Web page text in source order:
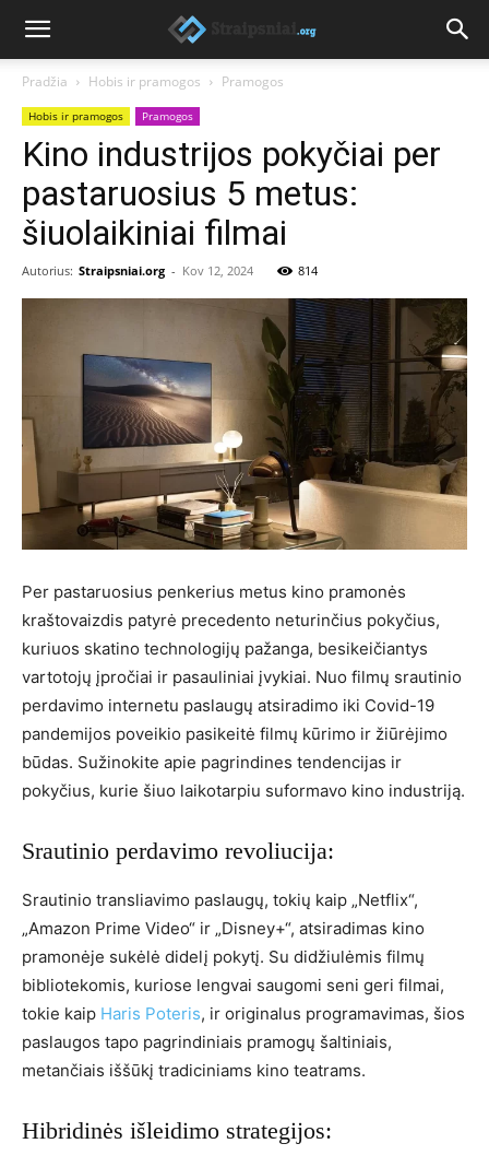
Pradžia Hobis ir pramogos Pramogos
Hobis ir pramogos Pramogos
Kino industrijos pokyčiai per
pastaruosius 5 metus:
šiuolaikiniai filmai
Autorius: Straipsniai.org - Kov 12, 2024 814
Per pastaruosius penkerius metus kino pramonės
kraštovaizdis patyrė precedento neturinčius pokyčius,
kuriuos skatino technologijų pažanga, besikeičiantys
vartotojų įpročiai ir pasauliniai įvykiai. Nuo filmų srautinio
perdavimo internetu paslaugų atsiradimo iki Covid-19
pandemijos poveikio pasikeitė filmų kūrimo ir žiūrėjimo
būdas. Sužinokite apie pagrindines tendencijas ir
pokyčius, kurie šiuo laikotarpiu suformavo kino industriją.
Srautinio perdavimo revoliucija:
Srautinio transliavimo paslaugų, tokių kaip „Netflix“,
„Amazon Prime Video“ ir „Disney+“, atsiradimas kino
pramonėje sukėlė didelį pokytį. Su didžiulėmis filmų
bibliotekomis, kuriose lengvai saugomi seni geri filmai,
tokie kaip Haris Poteris, ir originalus programavimas, šios
paslaugos tapo pagrindiniais pramogų šaltiniais,
metančiais iššūkį tradiciniams kino teatrams.
Hibridinės išleidimo strategijos: